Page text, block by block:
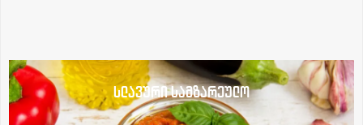
სლავური სამზარეულო